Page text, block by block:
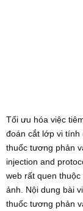
Tối ưu hóa việc
đoán cắt lớp vi tính
thuốc tương phản
injection and
web rất quen
ảnh. Nội dung bài
thuốc tương phản